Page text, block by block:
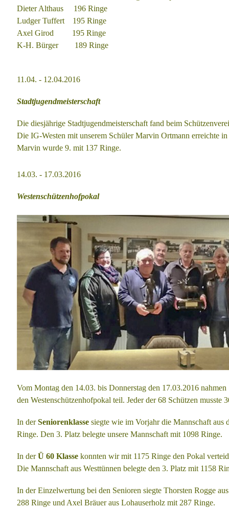
Dieter Althaus
196 Ringe
Ludger Tuffert
195 Ringe
Axel Girod 195 Ringe
K-H. Bürger 189 Ringe
11.04. - 12.04.2016
Stadtjugendmeisterschaft
Die diesjährige Stadtjugendmeisterschaft fand beim
Die IG-Westen mit unserem Schüler Marvin Ortmann erreichte
Marvin wurde 9. mit 137 Ringe.
14.03. - 17.03.2016
Westenschützenhofpokal
Vom Montag den 14.03. bis Donnerstag den 17.03.2016
den Westenschützenhofpokal teil. Jeder der 68 Schützen musste
In derSeniorenklasse siegte wie im Vorjahr die Mannschaft aus
Ringe. Den 3. Platz belegte unsere Mannschaft mit 1098 Ringe.
In derÜ 60 Klasse konnten wir mit 1175 Ringe den Pokal
Die Mannschaft aus Westtünnen belegte den 3. Platz mit 1158
In der Einzelwertung bei den Senioren siegte Thorsten Rogge
288 Ringe und Axel Bräuer aus Lohauserholz mit 287 Ringe.